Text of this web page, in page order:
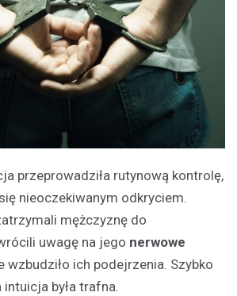
przeprowadziła rutynową kontrolę,
nieoczekiwanym odkryciem.
mężczyznę do
uwagę na jego nerwowe
wzbudziło ich podejrzenia. Szybko
intuicja była trafna.